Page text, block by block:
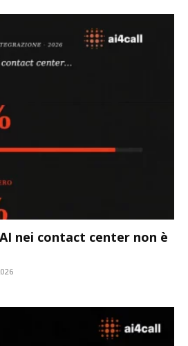
nei contact center non è